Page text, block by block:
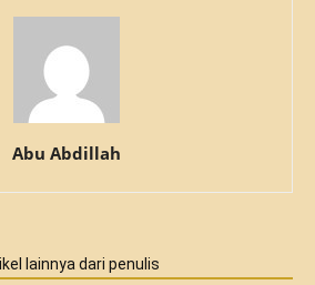
Abu Abdillah
lainnya dari penulis